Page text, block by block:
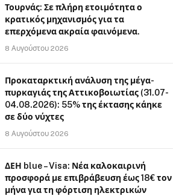
Τουρνάς: Σε πλήρη ετοιμότητα ο
κρατικός μηχανισμός για τα
επερχόμενα ακραία φαινόμενα.
8 Αυγούστου 2026
Προκαταρκτική ανάλυση της μέγα-
πυρκαγιάς της Αττικοβοιωτίας (31.07-
04.08.2026): 55% της έκτασης κάηκε
σε δύο νύχτες
8 Αυγούστου 2026
ΔΕΗ blue – Visa: Νέα καλοκαιρινή
προσφορά με επιβράβευση έως 18€ τον
μήνα για τη φόρτιση ηλεκτρικών